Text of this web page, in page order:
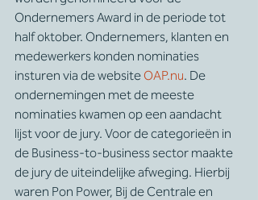
Ondernemers Award in de periode tot
half oktober. Ondernemers, klanten en
medewerkers konden nominaties
insturen via de website OAP.nu. De
ondernemingen met de meeste
nominaties kwamen op een aandacht
lijst voor de jury. Voor de categorieën in
de Business-to-business sector maakte
de jury de uiteindelijke afweging. Hierbij
waren Pon Power, Bij de Centrale en